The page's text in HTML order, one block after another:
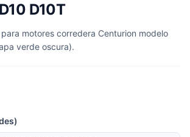
D10T
motores corredera Centurion modelo
verde oscura).